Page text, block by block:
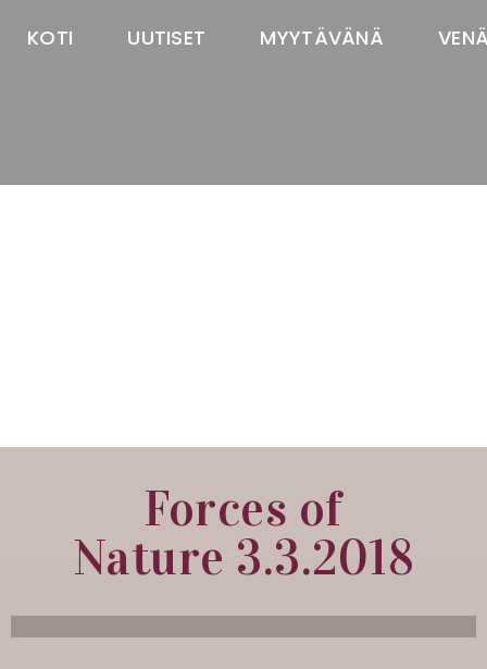
KOTI UUTISET MYYTÄVÄNÄ
Forces of
Nature 3.3.2018